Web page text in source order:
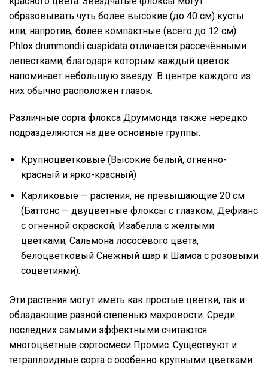
образовывать чуть более высокие (до 40 см) кусты
или, напротив, более компактные (всего до 12 см).
Phlox drummondii cuspidata отличается рассечёнными
лепестками, благодаря которым каждый цветок
напоминает небольшую звезду. В центре каждого из
них обычно расположен глазок.
Различные сорта флокса Друммонда также нередко
подразделяются на две основные группы:
Крупноцветковые (Высокие белый, огненно-
красный и ярко-красный)
Карликовые — растения, не превышающие 20 см
(Баттонс — двуцветные флоксы с глазком, Дефианс
с огненной окраской, Изабелла с жёлтыми
цветками, Сальмона лососёвого цвета,
белоцветковый Снежный шар и Шамоа с розовыми
соцветиями).
Эти растения могут иметь как простые цветки, так и
обладающие разной степенью махровости. Среди
последних самыми эффектными считаются
многоцветные сортосмеси Промис. Существуют и
тетраплоидные сорта с особенно крупными цветками